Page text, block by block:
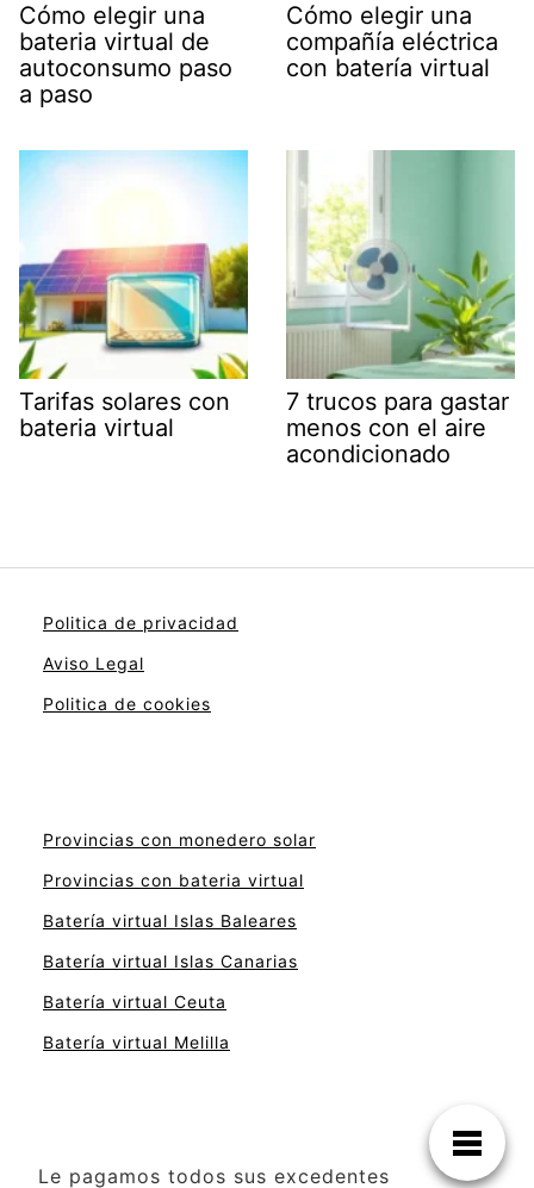
Cómo elegir una
bateria virtual de
autoconsumo paso
a paso
Cómo elegir una
compañía eléctrica
con batería virtual
Tarifas solares con
bateria virtual
7 trucos para gastar
menos con el aire
acondicionado
Politica de privacidad
Aviso Legal
Politica de cookies
Provincias con monedero solar
Provincias con bateria virtual
Batería virtual Islas Baleares
Batería virtual Islas Canarias
Batería virtual Ceuta
Batería virtual Melilla
Le pagamos todos sus excedentes